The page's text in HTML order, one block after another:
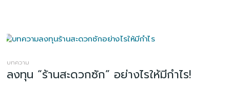
บทความ
ลงทุน “ร้านสะดวกซัก” อย่างไรให้มีกำไร!